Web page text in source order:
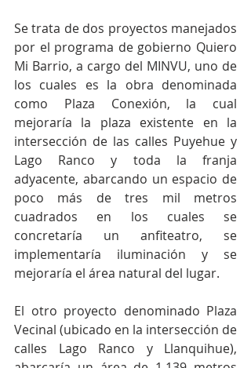
Se trata de dos proyectos manejados
por el programa de gobierno Quiero
Mi Barrio, a cargo del MINVU, uno de
los cuales es la obra denominada
como Plaza Conexión, la cual
mejoraría la plaza existente en la
intersección de las calles Puyehue y
Lago Ranco y toda la franja
adyacente, abarcando un espacio de
poco más de tres mil metros
cuadrados en los cuales se
concretaría un anfiteatro, se
implementaría iluminación y se
mejoraría el área natural del lugar.
El otro proyecto denominado Plaza
Vecinal (ubicado en la intersección de
calles Lago Ranco y Llanquihue),